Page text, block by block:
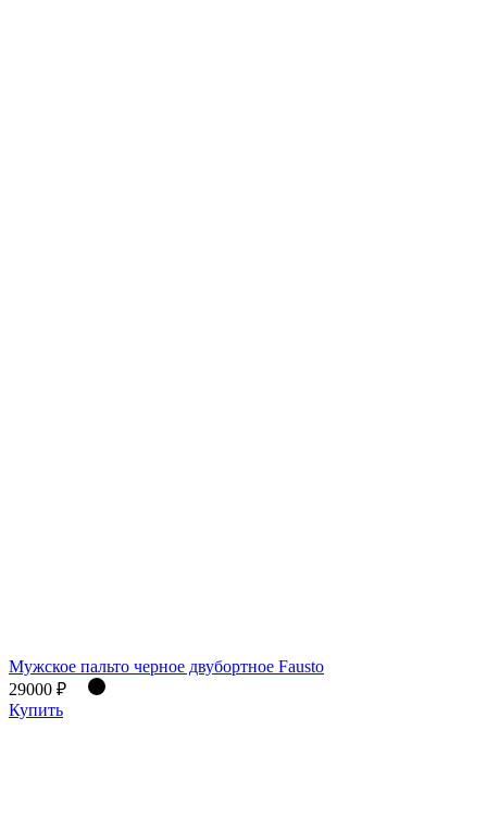
Мужское пальто черное двубортное Fausto
29000 ₽
Купить